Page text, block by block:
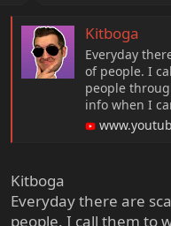
Kitboga
Everyday
of people. I
people
info when I
Kitboga
Everyday there are
people. I call them to